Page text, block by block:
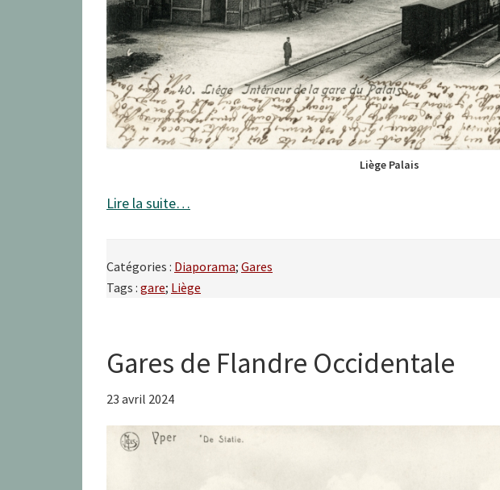
Liège Palais
Lire la suite…
Catégories : Diaporama; Gares
Tags : gare; Liège
Gares de Flandre Occidentale
23 avril 2024